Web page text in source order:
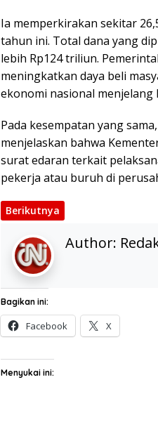
Ia memperkirakan sekitar
tahun ini. Total dana yang
lebih Rp124 triliun.
meningkatkan daya beli
ekonomi nasional menjelang
Pada kesempatan yang
menjelaskan bahwa
surat edaran terkait
pekerja atau buruh di
Berikutnya
Author:
Bagikan ini:
Facebook X
Menyukai ini: